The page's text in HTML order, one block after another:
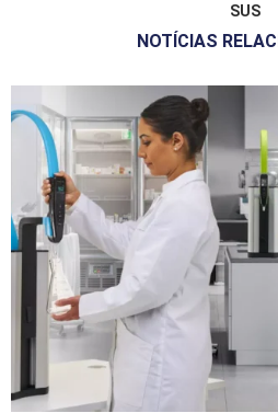
SUS
NOTÍCIAS